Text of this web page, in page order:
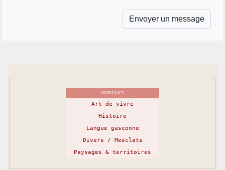
RUBRIQUES
Art de vivre
Histoire
Langue gasconne
Divers / Mesclats
Paysages & territoires